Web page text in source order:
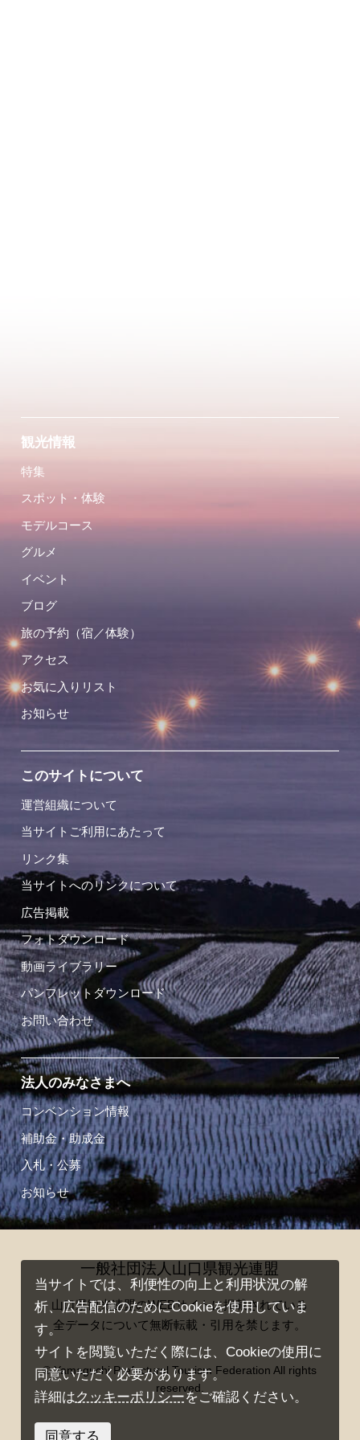
観光情報
特集
スポット・体験
モデルコース
グルメ
イベント
ブログ
旅の予約（宿／体験）
アクセス
お気に入りリスト
お知らせ
このサイトについて
運営組織について
当サイトご利用にあたって
リンク集
当サイトへのリンクについて
広告掲載
フォトダウンロード
動画ライブラリー
パンフレットダウンロード
お問い合わせ
法人のみなさまへ
コンベンション情報
補助金・助成金
入札・公募
お知らせ
一般社団法人山口県観光連盟
山口県観光連盟のWEBサイトに掲載されている
全データについて無断転載・引用を禁じます。
© Yamaguchi Prefectural Tourism Federation All rights
reserved.
当サイトでは、利便性の向上と利用状況の解
析、広告配信のためにCookieを使用していま
す。
サイトを閲覧いただく際には、Cookieの使用に
同意いただく必要があります。
詳細はクッキーポリシーをご確認ください。
同意する